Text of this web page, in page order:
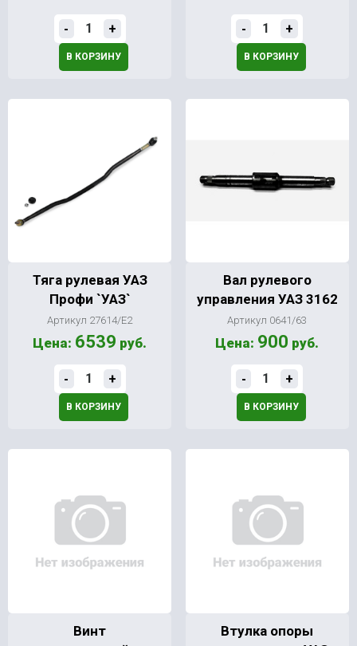
- +
В КОРЗИНУ
- +
В КОРЗИНУ
Тяга рулевая УАЗ
Профи `УАЗ`
Артикул 27614/Е2
Цена: 6539 руб.
- +
В КОРЗИНУ
Вал рулевого
управления УАЗ 3162
Артикул 0641/63
Цена: 900 руб.
- +
В КОРЗИНУ
Винт
Втулка опоры